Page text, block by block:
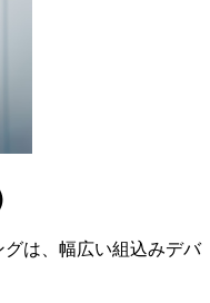
は、幅広い組込みデバ